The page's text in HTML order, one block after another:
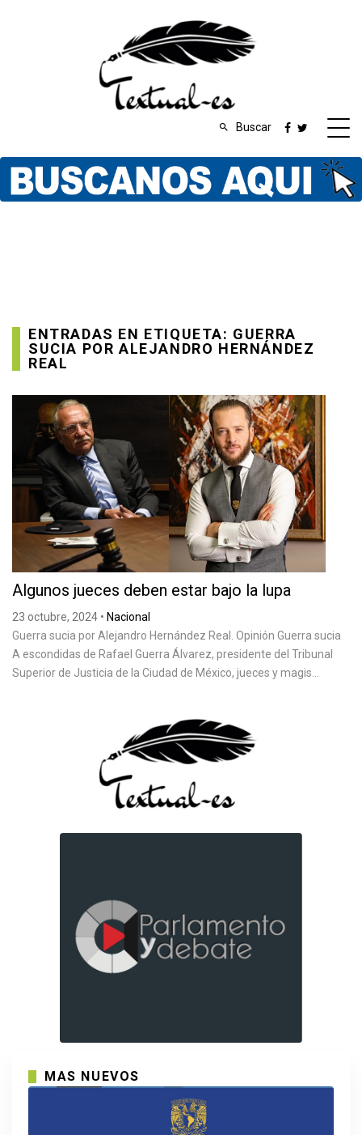
Buscar
ENTRADAS EN ETIQUETA: GUERRA
SUCIA POR ALEJANDRO HERNÁNDEZ
REAL
Algunos jueces deben estar bajo la lupa
23 octubre, 2024 • Nacional
Guerra sucia por Alejandro Hernández Real. Opinión Guerra sucia
A escondidas de Rafael Guerra Álvarez, presidente del Tribunal
Superior de Justicia de la Ciudad de México, jueces y magis...
MAS NUEVOS